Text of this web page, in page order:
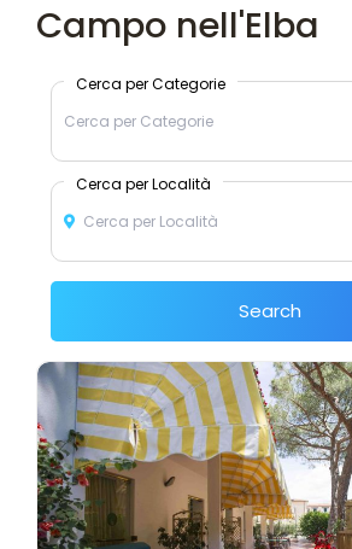
Campo nell'Elba
Cerca per Categorie
Cerca per Categorie
Cerca per Località
Cerca per Località
Search